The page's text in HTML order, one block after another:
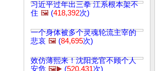
习近平过年出三拳 江系根本架不
住 🖼️ (418,392次)
一个身体被多个灵魂轮流主宰的
悲哀 🖼️ (84,695次)
效仿薄熙来！沈阳党官不顾个人
安危 🖼️▶️ (520,431次)